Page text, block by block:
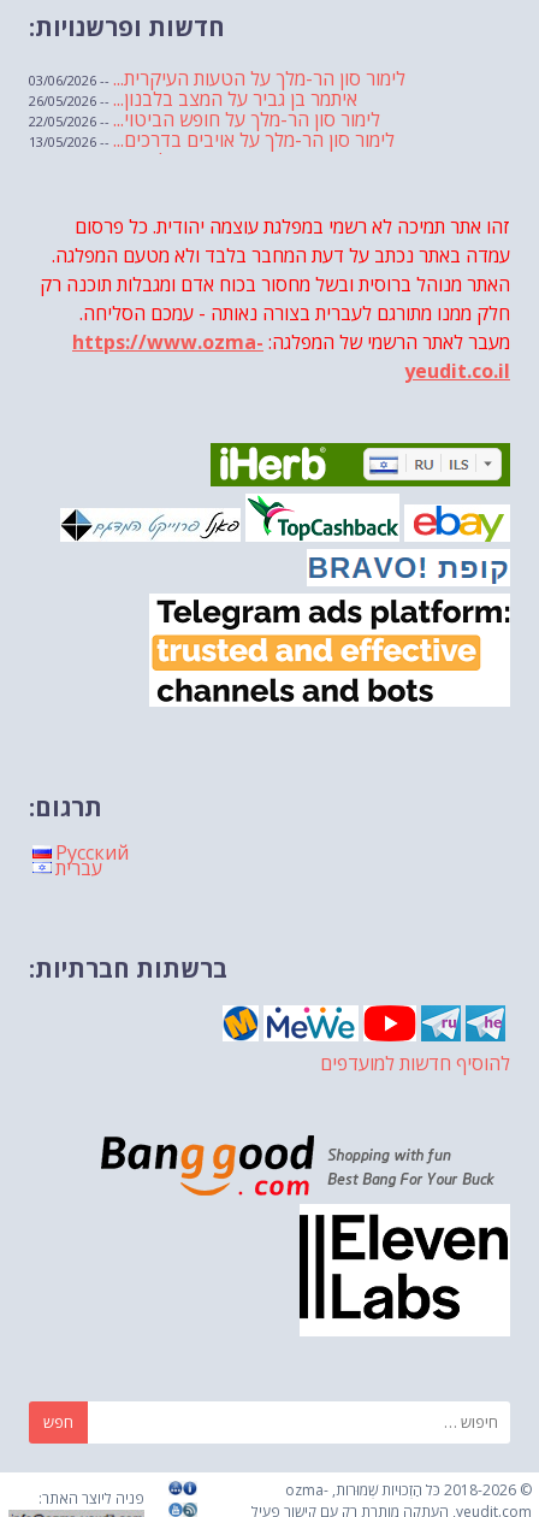
חדשות ופרשנויות:
לימור סון הר-מלך על הטעות העיקרית... -- 03/06/2026
איתמר בן גביר על המצב בלבנון... -- 26/05/2026
לימור סון הר-מלך על חופש הביטוי... -- 22/05/2026
לימור סון הר-מלך על אויבים בדרכים... -- 13/05/2026
שבועת אמונים לדעאש
לימור סון הר-מלך על חוק...-- 19/04/2026
מיכאל בן ארי על פרשת הת...
מיכאל בן ארי על פרשת הת... -- 10/04/2026
השר בן גביר במקום נפילת הטיל.... -- 06/04/2026
חוק עונש מוות למחבלים...-- 29/03/2026
מיכאל בן ארי על פרשת השבוע ת... -- 27/03/2026
מיכאל בן ארי על פרשת השבוע ת...-- 20/03/2026
מיכאל בן ארי על דילמת המנהיגות....
מיכאל בן ארי על פרשת הת...
מיכאל בן ארי על פרשת הת...
מיכאל בן ארי על פרשת הת...-- 13/02/2026
מיכאל בן ארי על פרשת השבוע ת...-- 06/02/2026
חלקם של היהודים הולך ופוחת....
מיכאל בן ארי על פרשת השבוע ת...
זהו אתר תמיכה לא רשמי במפלגת עוצמה יהודית. כל פרסום
עמדה באתר נכתב על דעת המחבר בלבד ולא מטעם המפלגה.
האתר מנוהל ברוסית ובשל מחסור בכוח אדם ומגבלות תוכנה רק
חלק ממנו מתורגם לעברית בצורה נאותה - עמכם הסליחה.
מעבר לאתר הרשמי של המפלגה: https://www.ozma-
yeudit.co.il
תרגום:
Русский
עברית
ברשתות חברתיות:
להוסיף חדשות למועדפים
חפש:
© 2018-2026 כֹּל הַזְכוּיוֹת שְׁמוּרוֹת, ozma-
yeudit.com, העתקה מותרת רק עם קישור פעיל
פניה ליוצר האתר: